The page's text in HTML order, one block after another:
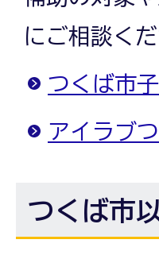
にご相談くだ
つくば市
アイラブ
つくば市